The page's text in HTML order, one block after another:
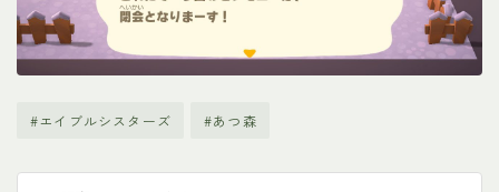
#エイブルシスターズ #あつ森